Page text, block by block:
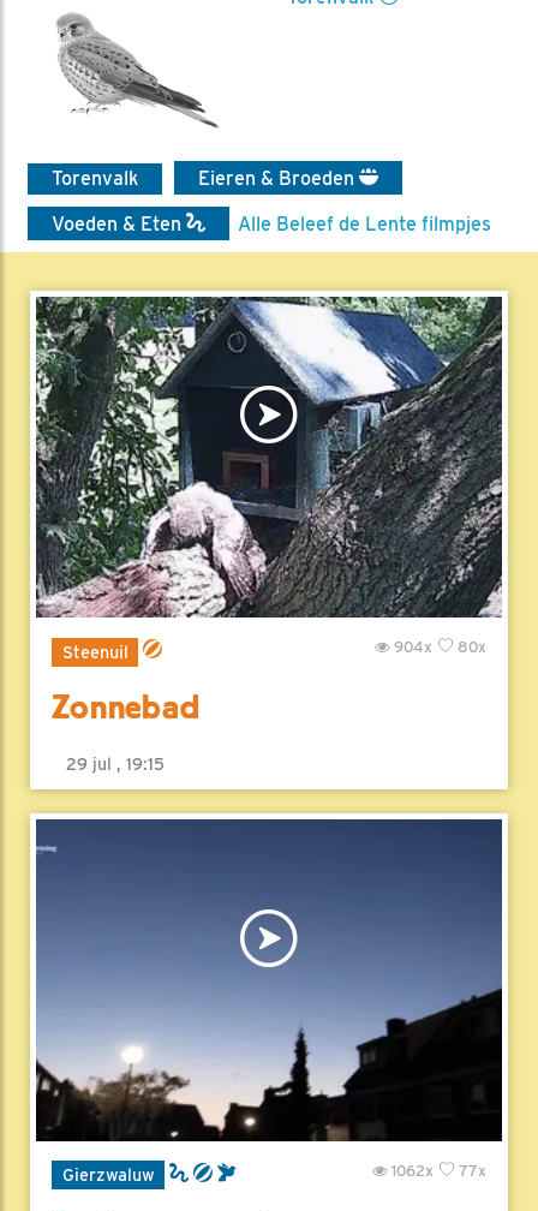
Torenvalk
Eieren & Broeden
Voeden & Eten
Alle Beleef de Lente filmpjes
Steenuil 80x
904x
Zonnebad
29 jul , 19:15
Gierzwaluw 77x
1062x